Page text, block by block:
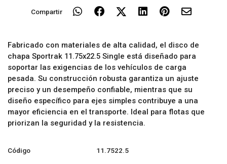
Compartir
Fabricado con materiales de alta calidad, el disco de
chapa Sportrak 11.75x22.5 Single está diseñado para
soportar las exigencias de los vehículos de carga
pesada. Su construcción robusta garantiza un ajuste
preciso y un desempeño confiable, mientras que su
diseño específico para ejes simples contribuye a una
mayor eficiencia en el transporte. Ideal para flotas que
priorizan la seguridad y la resistencia.
Código 11.7522.5